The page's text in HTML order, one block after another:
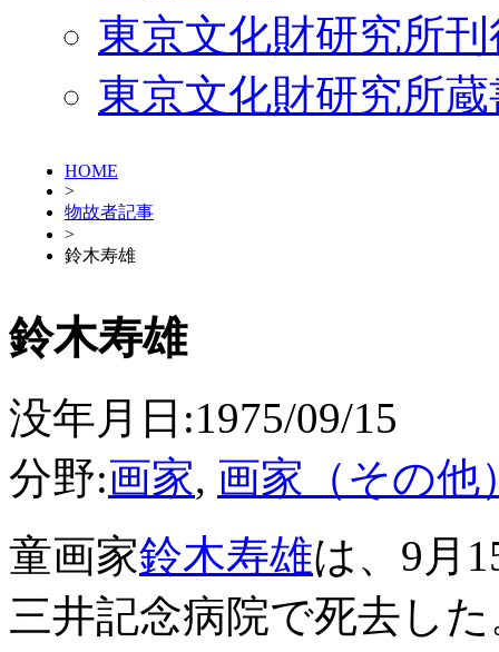
東京文化財研究所
東京文化財研究所
HOME
>
物故者記事
>
鈴木寿雄
鈴木寿雄
没年月日:1975/09/15
分野:画家, 画家（その他
童画家鈴木寿雄は、9月
三井記念病院で死去し